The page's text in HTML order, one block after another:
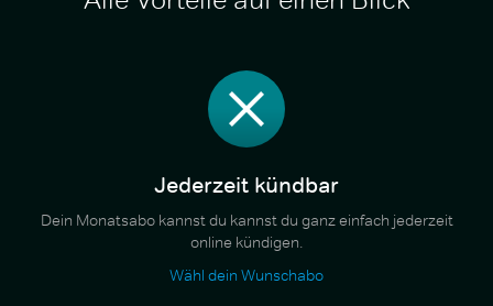
Jederzeit kündbar
Dein Monatsabo kannst du kannst du ganz einfach jederzeit
online kündigen.
Wähl dein Wunschabo